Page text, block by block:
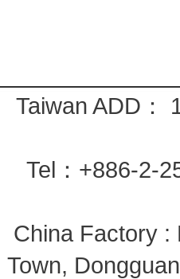
Taiwan ADD：
Tel：+886-2-
China Factory :
Town,